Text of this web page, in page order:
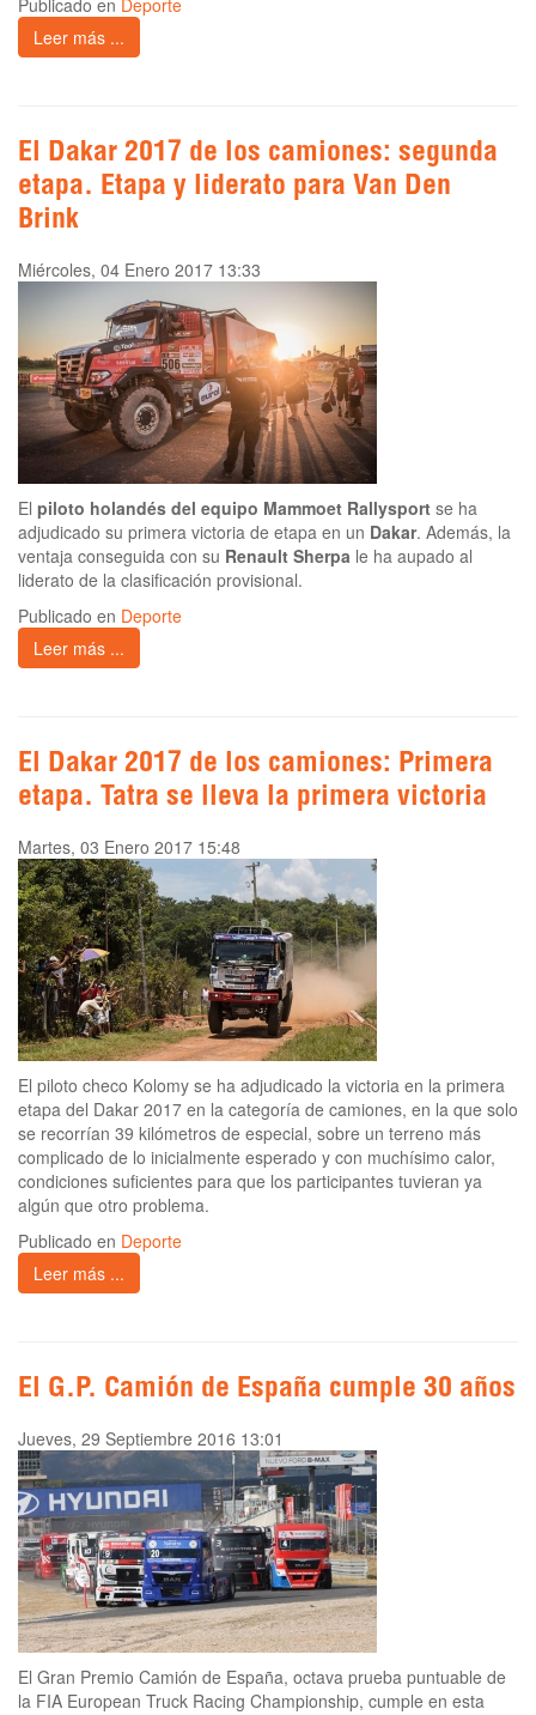
Publicado en Deporte
Leer más ...
El Dakar 2017 de los camiones: segunda
etapa. Etapa y liderato para Van Den
Brink
Miércoles, 04 Enero 2017 13:33
El piloto holandés del equipo Mammoet Rallysport se ha
adjudicado su primera victoria de etapa en un Dakar. Además, la
ventaja conseguida con su Renault Sherpa le ha aupado al
liderato de la clasificación provisional.
Publicado en Deporte
Leer más ...
El Dakar 2017 de los camiones: Primera
etapa. Tatra se lleva la primera victoria
Martes, 03 Enero 2017 15:48
El piloto checo Kolomy se ha adjudicado la victoria en la primera
etapa del Dakar 2017 en la categoría de camiones, en la que solo
se recorrían 39 kilómetros de especial, sobre un terreno más
complicado de lo inicialmente esperado y con muchísimo calor,
condiciones suficientes para que los participantes tuvieran ya
algún que otro problema.
Publicado en Deporte
Leer más ...
El G.P. Camión de España cumple 30 años
Jueves, 29 Septiembre 2016 13:01
El Gran Premio Camión de España, octava prueba puntuable de
la FIA European Truck Racing Championship, cumple en esta